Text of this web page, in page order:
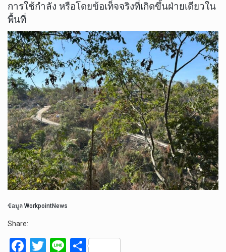
การใช้กำลัง หรือโดยข้อเท็จจริงที่เกิดขึ้นฝ่ายเดียวใน
พื้นที่
ข้อมูล WorkpointNews
Share:
F
T
Li S